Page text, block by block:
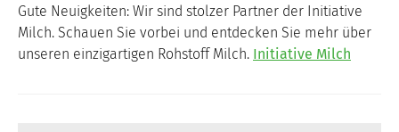
Gute Neuigkeiten: Wir sind stolzer Partner der Initiative
Milch. Schauen Sie vorbei und entdecken Sie mehr über
unseren einzigartigen Rohstoff Milch. Initiative Milch